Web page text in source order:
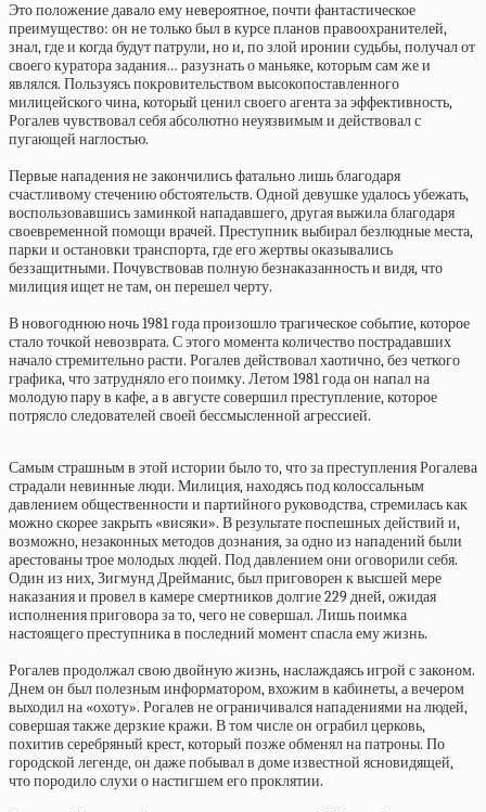
Это положение давало ему невероятное, почти фантастическое
преимущество: он не только был в курсе планов правоохранителей,
знал, где и когда будут патрули, но и, по злой иронии судьбы, получал от
своего куратора задания… разузнать о маньяке, которым сам же и
являлся. Пользуясь покровительством высокопоставленного
милицейского чина, который ценил своего агента за эффективность,
Рогалев чувствовал себя абсолютно неуязвимым и действовал с
пугающей наглостью.
Первые нападения не закончились фатально лишь благодаря
счастливому стечению обстоятельств. Одной девушке удалось убежать,
воспользовавшись заминкой нападавшего, другая выжила благодаря
своевременной помощи врачей. Преступник выбирал безлюдные места,
парки и остановки транспорта, где его жертвы оказывались
беззащитными. Почувствовав полную безнаказанность и видя, что
милиция ищет не там, он перешел черту.
В новогоднюю ночь 1981 года произошло трагическое событие, которое
стало точкой невозврата. С этого момента количество пострадавших
начало стремительно расти. Рогалев действовал хаотично, без четкого
графика, что затрудняло его поимку. Летом 1981 года он напал на
молодую пару в кафе, а в августе совершил преступление, которое
потрясло следователей своей бессмысленной агрессией.
Самым страшным в этой истории было то, что за преступления Рогалева
страдали невинные люди. Милиция, находясь под колоссальным
давлением общественности и партийного руководства, стремилась как
можно скорее закрыть «висяки». В результате поспешных действий и,
возможно, незаконных методов дознания, за одно из нападений были
арестованы трое молодых людей. Под давлением они оговорили себя.
Один из них, Зигмунд Дрейманис, был приговорен к высшей мере
наказания и провел в камере смертников долгие 229 дней, ожидая
исполнения приговора за то, чего не совершал. Лишь поимка
настоящего преступника в последний момент спасла ему жизнь.
Рогалев продолжал свою двойную жизнь, наслаждаясь игрой с законом.
Днем он был полезным информатором, вхожим в кабинеты, а вечером
выходил на «охоту». Рогалев не ограничивался нападениями на людей,
совершая также дерзкие кражи. В том числе он ограбил церковь,
похитив серебряный крест, который позже обменял на патроны. По
городской легенде, он даже побывал в доме известной ясновидящей,
что породило слухи о настигшем его проклятии.